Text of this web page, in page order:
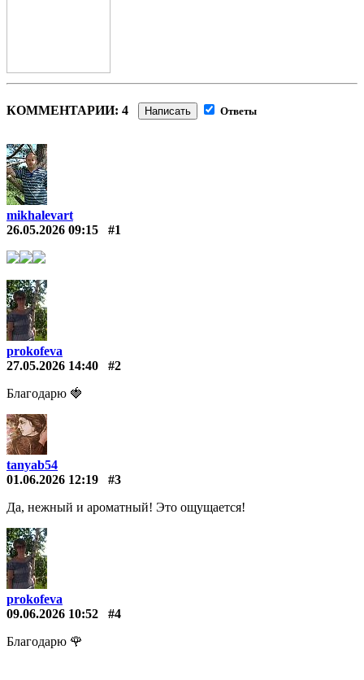
КОММЕНТАРИИ: 4 Написать Ответы
mikhalevart
26.05.2026 09:15
#1
prokofeva
27.05.2026 14:40
#2
Благодарю 🍓
tanyab54
01.06.2026 12:19
#3
Да, нежный и ароматный! Это ощущается!
prokofeva
09.06.2026 10:52
#4
Благодарю 🌹